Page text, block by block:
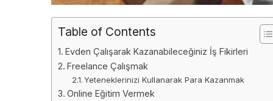
Table of Contents
Evden Çalışarak Kazanabileceğiniz İş Fikirleri
Freelance Çalışmak
Yeteneklerinizi Kullanarak Para Kazanmak
Online Eğitim Vermek